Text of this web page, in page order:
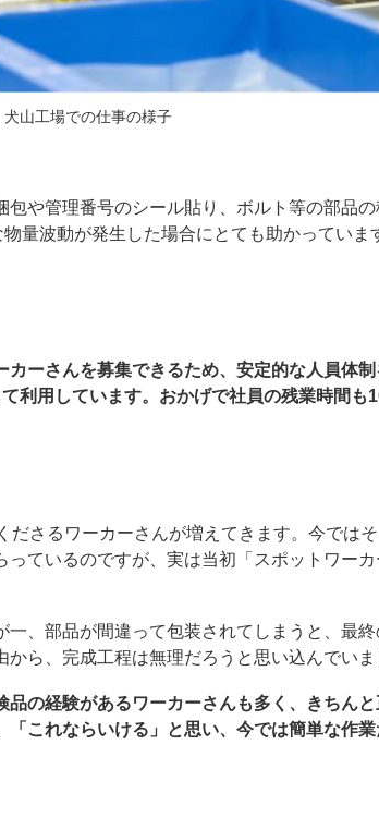
犬山工場での仕事の様子
や管理番号のシール貼り、ボルト等の部品
量波動が発生した場合にとても助かっていま
ーさんを募集できるため、安定的な人員体
利用しています。おかげで社員の残業時間も
さるワーカーさんが増えてきます。今では
ているのですが、実は当初「スポットワー
、部品が間違って包装されてしまうと、最
ら、完成工程は無理だろうと思い込んでいま
の経験があるワーカーさんも多く、きちん
これならいける」と思い、今では簡単な作